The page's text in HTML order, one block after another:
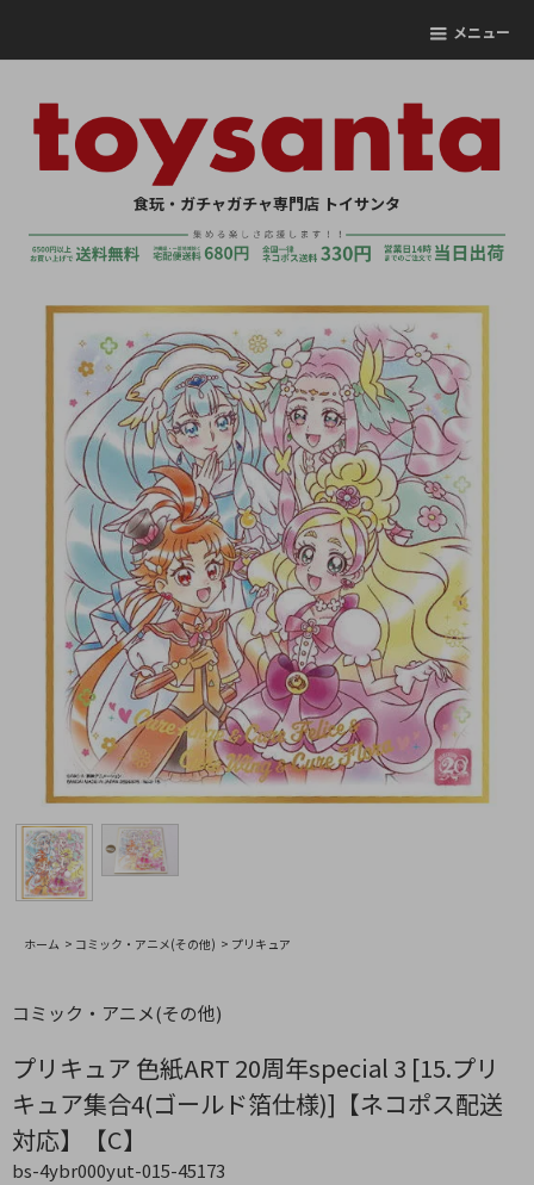
メニュー
食玩・ガチャガチャ専門店 トイサンタ
ホーム > コミック・アニメ(その他) > プリキュア
コミック・アニメ(その他)
プリキュア 色紙ART 20周年special 3 [15.プリ
キュア集合4(ゴールド箔仕様)]【ネコポス配送
対応】【C】
bs-4ybr000yut-015-45173